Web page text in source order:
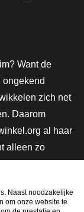
Want de
ongekend
zich net
Daarom
al haar
alleen zo
en maak
Naast noodzakelijke
om onze website te